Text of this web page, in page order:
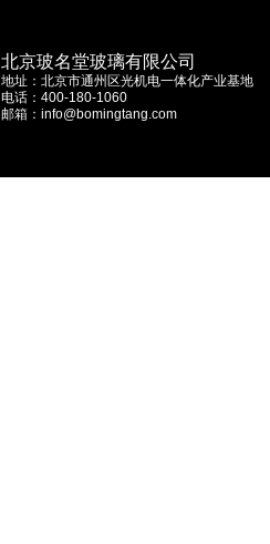
北京玻名堂玻璃有限公司
地址：北京市通州区光机电一体化产业基地
电话：400-180-1060
邮箱：info@bomingtang.com